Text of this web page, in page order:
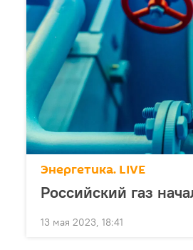
Энергетика. LIVE
Российский газ
13 мая 2023, 18:41